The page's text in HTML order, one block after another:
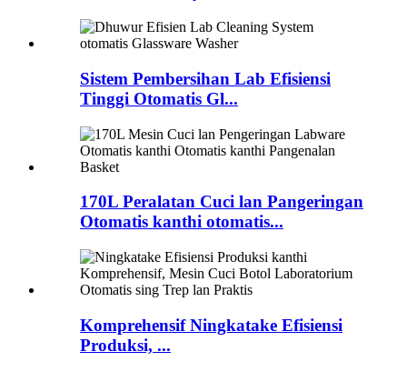
Sistem Pembersihan Lab Efisiensi
Tinggi Otomatis Gl...
170L Peralatan Cuci lan Pangeringan
Otomatis kanthi otomatis...
Komprehensif Ningkatake Efisiensi
Produksi, ...